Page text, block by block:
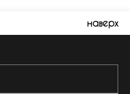
наверх